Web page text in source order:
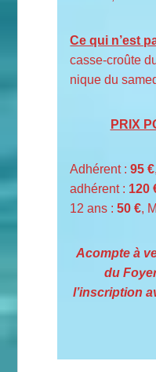
Ce qui n’est
casse-croûte
nique du
PRIX
Adhérent :95 €
adhérent : 120
12 ans :50 €,
Acompte à
du
l’inscription